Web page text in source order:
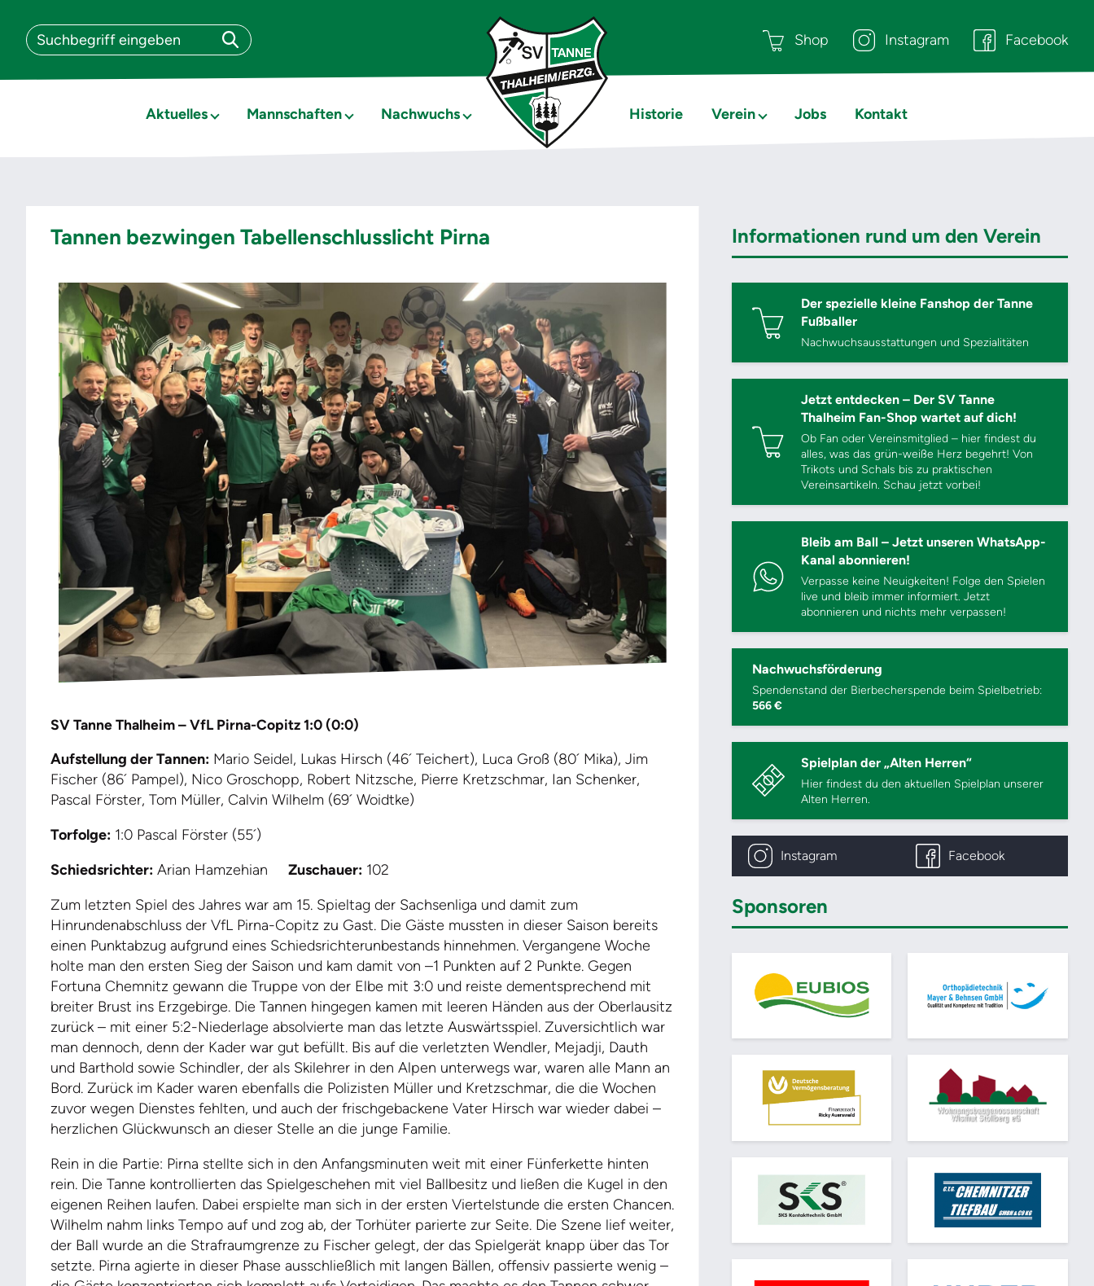
Shop Instagram Facebook
Aktuelles Mannschaften Nachwuchs Historie Verein Jobs Kontakt
Tannen bezwingen Tabellenschlusslicht Pirna
SV Tanne Thalheim – VfL Pirna-Copitz 1:0 (0:0)
Aufstellung der Tannen: Mario Seidel, Lukas Hirsch (46´ Teichert), Luca Groß (80´ Mika), Jim
Fischer (86´ Pampel), Nico Groschopp, Robert Nitzsche, Pierre Kretzschmar, Ian Schenker,
Pascal Förster, Tom Müller, Calvin Wilhelm (69´ Woidtke)
Torfolge: 1:0 Pascal Förster (55´)
Schiedsrichter: Arian Hamzehian Zuschauer: 102
Zum letzten Spiel des Jahres war am 15. Spieltag der Sachsenliga und damit zum
Hinrundenabschluss der VfL Pirna-Copitz zu Gast. Die Gäste mussten in dieser Saison bereits
einen Punktabzug aufgrund eines Schiedsrichterunbestands hinnehmen. Vergangene Woche
holte man den ersten Sieg der Saison und kam damit von –1 Punkten auf 2 Punkte. Gegen
Fortuna Chemnitz gewann die Truppe von der Elbe mit 3:0 und reiste dementsprechend mit
breiter Brust ins Erzgebirge. Die Tannen hingegen kamen mit leeren Händen aus der Oberlausitz
zurück – mit einer 5:2-Niederlage absolvierte man das letzte Auswärtsspiel. Zuversichtlich war
man dennoch, denn der Kader war gut befüllt. Bis auf die verletzten Wendler, Mejadji, Dauth
und Barthold sowie Schindler, der als Skilehrer in den Alpen unterwegs war, waren alle Mann an
Bord. Zurück im Kader waren ebenfalls die Polizisten Müller und Kretzschmar, die die Wochen
zuvor wegen Dienstes fehlten, und auch der frischgebackene Vater Hirsch war wieder dabei –
herzlichen Glückwunsch an dieser Stelle an die junge Familie.
Rein in die Partie: Pirna stellte sich in den Anfangsminuten weit mit einer Fünferkette hinten
rein. Die Tanne kontrollierten das Spielgeschehen mit viel Ballbesitz und ließen die Kugel in den
eigenen Reihen laufen. Dabei erspielte man sich in der ersten Viertelstunde die ersten Chancen.
Wilhelm nahm links Tempo auf und zog ab, der Torhüter parierte zur Seite. Die Szene lief weiter,
der Ball wurde an die Strafraumgrenze zu Fischer gelegt, der das Spielgerät knapp über das Tor
setzte. Pirna agierte in dieser Phase ausschließlich mit langen Bällen, offensiv passierte wenig –
Informationen rund um den Verein
Der spezielle kleine Fanshop der Tanne
Fußballer
Nachwuchsausstattungen und Spezialitäten
Jetzt entdecken – Der SV Tanne
Thalheim Fan-Shop wartet auf dich!
Ob Fan oder Vereinsmitglied – hier findest du
alles, was das grün-weiße Herz begehrt! Von
Trikots und Schals bis zu praktischen
Vereinsartikeln. Schau jetzt vorbei!
Bleib am Ball – Jetzt unseren WhatsApp-
Kanal abonnieren!
Verpasse keine Neuigkeiten! Folge den Spielen
live und bleib immer informiert. Jetzt
abonnieren und nichts mehr verpassen!
Nachwuchsförderung
Spendenstand der Bierbecherspende beim Spielbetrieb:
566 €
Spielplan der „Alten Herren“
Hier findest du den aktuellen Spielplan unserer
Alten Herren.
Instagram Facebook
Sponsoren